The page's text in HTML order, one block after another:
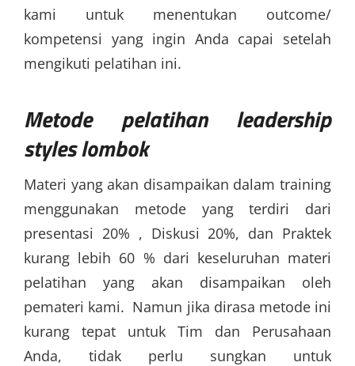
kami untuk menentukan outcome/
kompetensi yang ingin Anda capai setelah
mengikuti pelatihan ini.
Metode pelatihan leadership
styles lombok
Materi yang akan disampaikan dalam training
menggunakan metode yang terdiri dari
presentasi 20% , Diskusi 20%, dan Praktek
kurang lebih 60 % dari keseluruhan materi
pelatihan yang akan disampaikan oleh
pemateri kami. Namun jika dirasa metode ini
kurang tepat untuk Tim dan Perusahaan
Anda, tidak perlu sungkan untuk